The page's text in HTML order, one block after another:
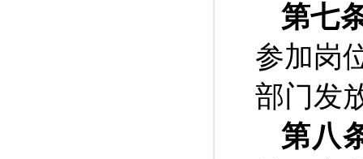
第七
参加岗
部门发
第八